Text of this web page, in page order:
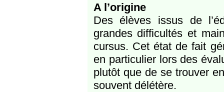
A l’origine
Des élèves issus de
grandes difficultés et
cursus. Cet état de fait
en particulier lors des
plutôt que de se trouver
souvent délétère.